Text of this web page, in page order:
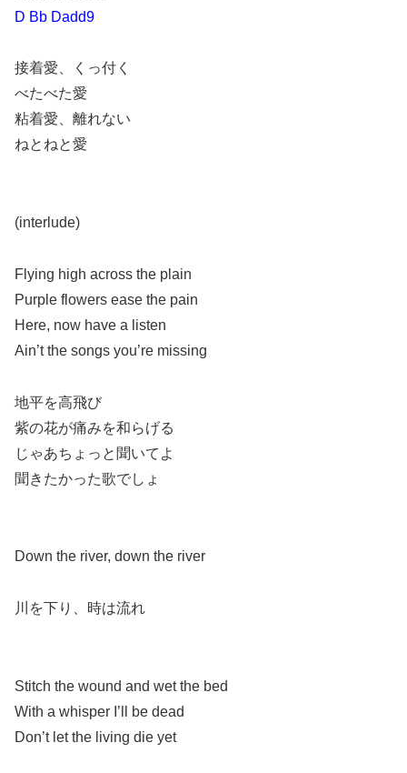
D Bb Dadd9
接着愛、くっ付く
べたべた愛
粘着愛、離れない
ねとねと愛
(interlude)
Flying high across the plain
Purple flowers ease the pain
Here, now have a listen
Ain’t the songs you’re missing
地平を高飛び
紫の花が痛みを和らげる
じゃあちょっと聞いてよ
聞きたかった歌でしょ
Down the river, down the river
川を下り、時は流れ
Stitch the wound and wet the bed
With a whisper I’ll be dead
Don’t let the living die yet